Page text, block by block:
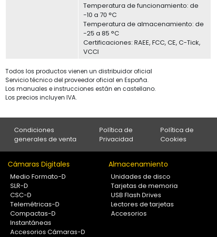
Temperatura de funcionamiento: de
-10 a 70 °C
Temperatura de almacenamiento: de
-25 a 85 °C
Certificaciones: RAEE, FCC, CE, C-Tick,
VCCI
Todos los productos vienen un distribuidor oficial
Servicio técnico del proveedor oficial en España.
Los manuales e instrucciones están en castellano.
Los precios incluyen IVA.
Condiciones
generales de venta
Política de
Privacidad
Política de
Cookies
Cámaras Digitales
Medio Formato-D
SLR-D
CSC-D
Telemétricas-D
Compactas-D
Instantáneas
Accesorios Cámaras-D
Almacenamiento
Unidades de disco
Tarjetas de memoria
USB Flash Drives
Lectores de tarjetas
Accesorios